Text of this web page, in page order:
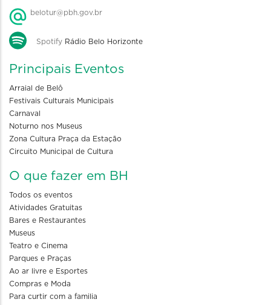
belotur@pbh.gov.br
Spotify Rádio Belo Horizonte
Principais Eventos
Arraial de Belô
Festivais Culturais Municipais
Carnaval
Noturno nos Museus
Zona Cultura Praça da Estação
Circuito Municipal de Cultura
O que fazer em BH
Todos os eventos
Atividades Gratuitas
Bares e Restaurantes
Museus
Teatro e Cinema
Parques e Praças
Ao ar livre e Esportes
Compras e Moda
Para curtir com a familia